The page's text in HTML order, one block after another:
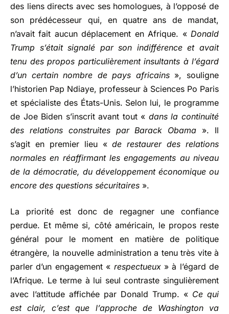
des liens directs avec ses homologues, à l’opposé de
son prédécesseur qui, en quatre ans de mandat,
n’avait fait aucun déplacement en Afrique. « Donald
Trump s’était signalé par son indifférence et avait
tenu des propos particulièrement insultants à l’égard
d’un certain nombre de pays africains », souligne
l’historien Pap Ndiaye, professeur à Sciences Po Paris
et spécialiste des États-Unis. Selon lui, le programme
de Joe Biden s’inscrit avant tout « dans la continuité
des relations construites par Barack Obama ». Il
s’agit en premier lieu «de restaurer des relations
normales en réaffirmant les engagements au niveau
de la démocratie, du développement économique ou
encore des questions sécuritaires ».
La priorité est donc de regagner une confiance
perdue. Et même si, côté américain, le propos reste
général pour le moment en matière de politique
étrangère, la nouvelle administration a tenu très vite à
parler d’un engagement « respectueux » à l’égard de
l’Afrique. Le terme à lui seul contraste singulièrement
avec l’attitude affichée par Donald Trump. « Ce qui
est clair, c’est que l’approche de Washington va